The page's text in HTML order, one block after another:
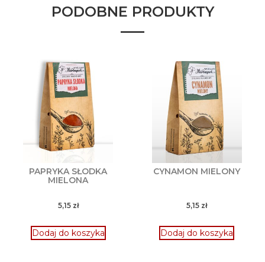
PODOBNE PRODUKTY
PAPRYKA SŁODKA
MIELONA
5,15 zł
Dodaj do koszyka
CYNAMON MIELONY
5,15 zł
Dodaj do koszyka